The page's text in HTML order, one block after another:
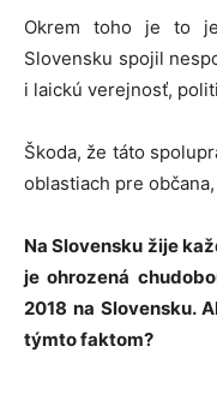
Okrem toho je to
Slovensku spojil
i laickú verejnosť,
Škoda, že táto
oblastiach pre
Na Slovensku žije
je ohrozená
2018 na Slovensku.
týmto faktom?